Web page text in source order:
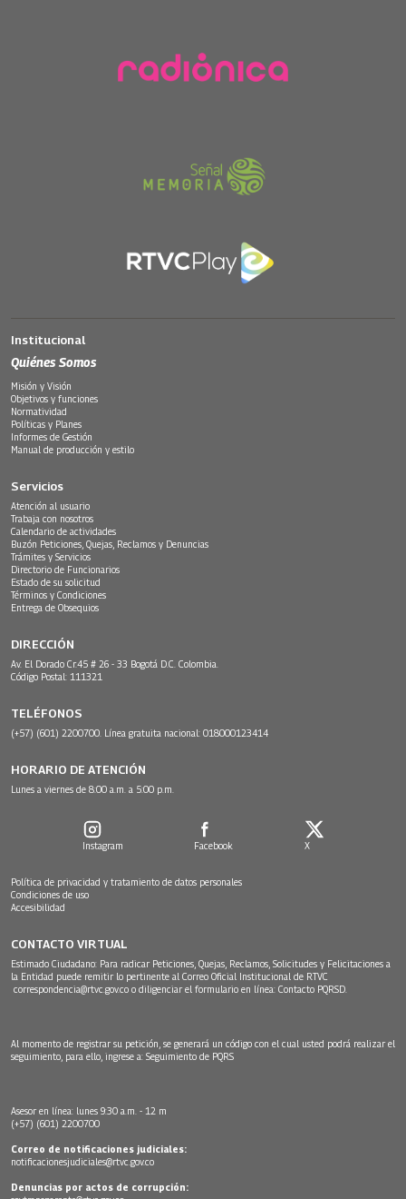
Institucional
Quiénes Somos
Misión y Visión
Objetivos y funciones
Normatividad
Políticas y Planes
Informes de Gestión
Manual de producción y estilo
Servicios
Atención al usuario
Trabaja con nosotros
Calendario de actividades
Buzón Peticiones, Quejas, Reclamos y Denuncias
Trámites y Servicios
Directorio de Funcionarios
Estado de su solicitud
Términos y Condiciones
Entrega de Obsequios
DIRECCIÓN
Av. El Dorado Cr.45 # 26 - 33 Bogotá D.C. Colombia.
Código Postal: 111321
TELÉFONOS
(+57) (601) 2200700. Línea gratuita nacional: 018000123414
HORARIO DE ATENCIÓN
Lunes a viernes de 8:00 a.m. a 5:00 p.m.
Instagram Facebook X
Política de privacidad y tratamiento de datos personales
Condiciones de uso
Accesibilidad
CONTACTO VIRTUAL
Estimado Ciudadano: Para radicar Peticiones, Quejas, Reclamos, Solicitudes y Felicitaciones a
la Entidad puede remitir lo pertinente al Correo Oficial Institucional de RTVC
correspondencia@rtvc.gov.co o diligenciar el formulario en línea: Contacto PQRSD.
Al momento de registrar su petición, se generará un código con el cual usted podrá realizar el
seguimiento, para ello, ingrese a: Seguimiento de PQRS
Asesor en línea: lunes 9:30 a.m. - 12 m
(+57) (601) 2200700
Correo de notificaciones judiciales:
notificacionesjudiciales@rtvc.gov.co
Denuncias por actos de corrupción: